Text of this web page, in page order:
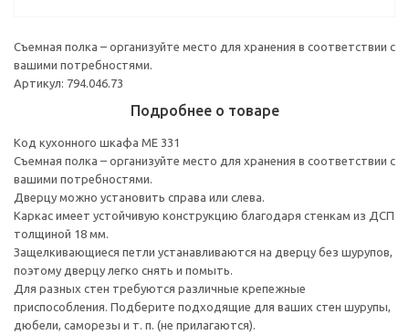
Съемная полка – организуйте место для хранения в соответствии с
вашими потребностями.
Артикул: 794.046.73
Подробнее о товаре
Код кухонного шкафа ME 331
Съемная полка – организуйте место для хранения в соответствии с
вашими потребностями.
Дверцу можно установить справа или слева.
Каркас имеет устойчивую конструкцию благодаря стенкам из ДСП
толщиной 18 мм.
Защелкивающиеся петли устанавливаются на дверцу без шурупов,
поэтому дверцу легко снять и помыть.
Для разных стен требуются различные крепежные
приспособления. Подберите подходящие для ваших стен шурупы,
дюбели, саморезы и т. п. (не прилагаются).